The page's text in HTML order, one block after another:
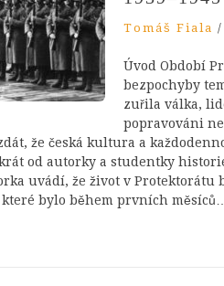
Tomáš Fiala /
Úvod Období
bezpochyby
zuřila válka,
popravováni
že česká kultura a
od autorky a studentky
uvádí, že život v
bylo během prvních měsíců…